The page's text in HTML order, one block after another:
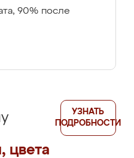
90% после
цвета
УЗНАТЬ
ПОДРОБНОСТИ